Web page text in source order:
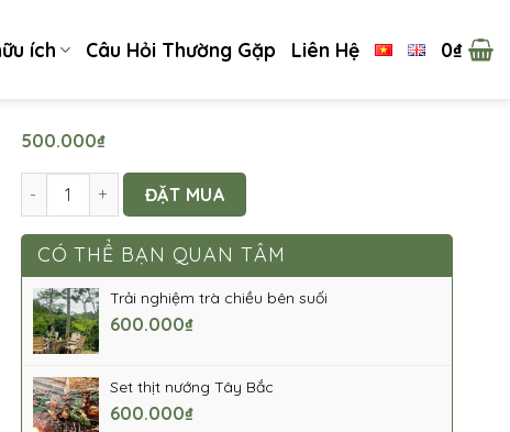
ích Câu Hỏi Thường Gặp Liên Hệ 0₫
500.000₫
Làm Bánh Ốc Địa Phương - Bánh Tình Yêu số lượng
ĐẶT MUA
CÓ THỂ BẠN QUAN TÂM
Trải nghiệm trà chiều bên suối
600.000₫
Set thịt nướng Tây Bắc
600.000₫